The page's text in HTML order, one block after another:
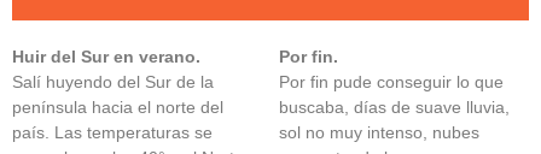
Huir del Sur en verano.
Salí huyendo del Sur de la
península hacia el norte del
país. Las temperaturas se
Por fin.
Por fin pude conseguir lo que
buscaba, días de suave lluvia,
sol no muy intenso, nubes